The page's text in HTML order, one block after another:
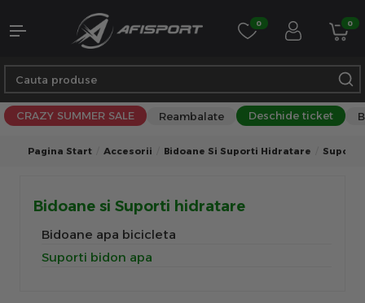
0 0
CRAZY SUMMER SALE Reambalate Deschide ticket
Pagina Start Accesorii Bidoane Si Suporti Hidratare Suporti
Bidoane si Suporti hidratare
Bidoane apa bicicleta
Suporti bidon apa